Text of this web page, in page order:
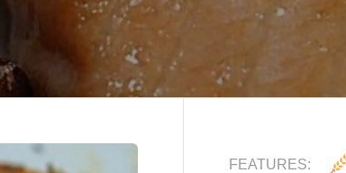
FEATURES: